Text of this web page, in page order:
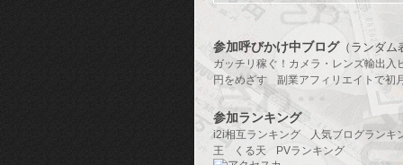
参加呼びかけ中ブログ（ランダム
ガッチリ稼ぐ！カメラ・レンズ輸出入
円をめざす
副業アフィリエイトで初
参加ランキング
i2i相互ランキング
人気ブログランキ
王
くる天 PVランキング